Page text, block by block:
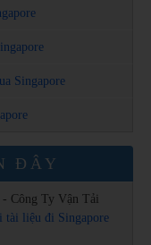
Singapore
ĐÂY
Công Ty Vận Tải
tài liệu đi Singapore